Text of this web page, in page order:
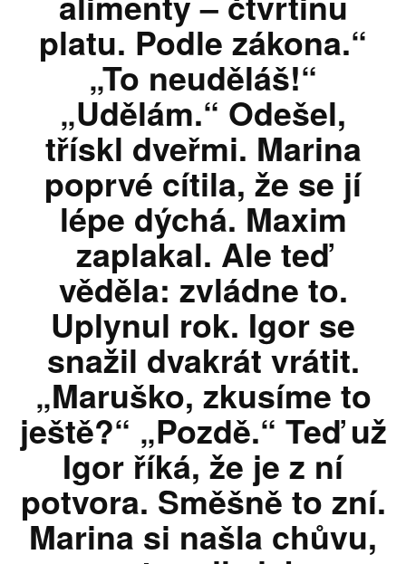
platu. Podle zákona.“
„To neuděláš!“
„Udělám.“ Odešel,
třískl dveřmi. Marina
poprvé cítila, že se jí
lépe dýchá. Maxim
zaplakal. Ale teď
věděla: zvládne to.
Uplynul rok. Igor se
snažil dvakrát vrátit.
„Maruško, zkusíme to
ještě?“ „Pozdě.“ Teď už
Igor říká, že je z ní
potvora. Směšně to zní.
Marina si našla chůvu,